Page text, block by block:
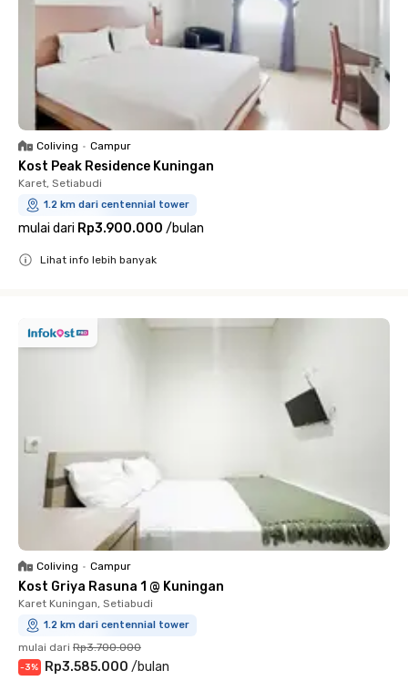
Coliving • Campur
Kost Peak Residence Kuningan
Karet, Setiabudi
1.2 km dari centennial tower
mulai dari Rp3.900.000 /bulan
Lihat info lebih banyak
Coliving • Campur
Kost Griya Rasuna 1 @ Kuningan
Karet Kuningan, Setiabudi
1.2 km dari centennial tower
mulai dari Rp3.700.000
-3% Rp3.585.000 /bulan